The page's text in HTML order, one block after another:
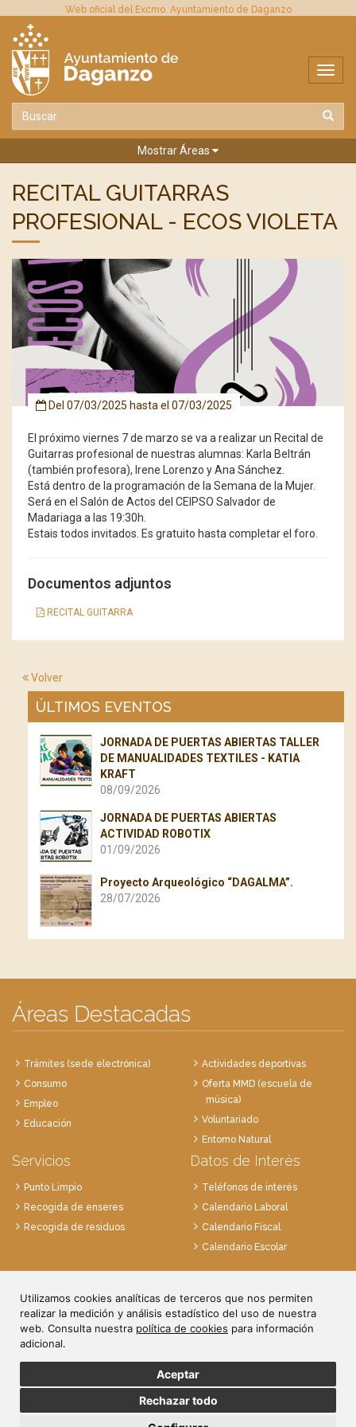
Utilizamos cookies analíticas de terceros que nos permiten
realizar la medición y análisis estadístico del uso de nuestra
web. Consulta nuestra política de cookies para información
adicional.
Aceptar
Rechazar todo
Web oficial del Excmo. Ayuntamiento de Daganzo
Mostrar Áreas
RECITAL GUITARRAS
PROFESIONAL - ECOS VIOLETA
Del 07/03/2025 hasta el 07/03/2025
El próximo viernes 7 de marzo se va a realizar un Recital de
Guitarras profesional de nuestras alumnas: Karla Beltrán
(también profesora), Irene Lorenzo y Ana Sánchez.
Está dentro de la programación de la Semana de la Mujer.
Será en el Salón de Actos del CEIPSO Salvador de
Madariaga a las 19:30h.
Estais todos invitados. Es gratuito hasta completar el foro.
Documentos adjuntos
RECITAL GUITARRA
Volver
ÚLTIMOS EVENTOS
JORNADA DE PUERTAS ABIERTAS TALLER
DE MANUALIDADES TEXTILES - KATIA
KRAFT
08/09/2026
JORNADA DE PUERTAS ABIERTAS
ACTIVIDAD ROBOTIX
01/09/2026
Proyecto Arqueológico “DAGALMA”.
28/07/2026
Áreas Destacadas
Trámites (sede electrónica)
Consumo
Empleo
Educación
Actividades deportivas
Oferta MMD (escuela de
música)
Voluntariado
Entorno Natural
Servicios
Punto Limpio
Recogida de enseres
Recogida de residuos
Datos de Interés
Teléfonos de interés
Calendario Laboral
Calendario Fiscal
Calendario Escolar
28814 Daganzo, Madrid
Tlf. 91 884 52 59
Fax. 91 884 52 92
© Ayuntamiento de Daganzo.